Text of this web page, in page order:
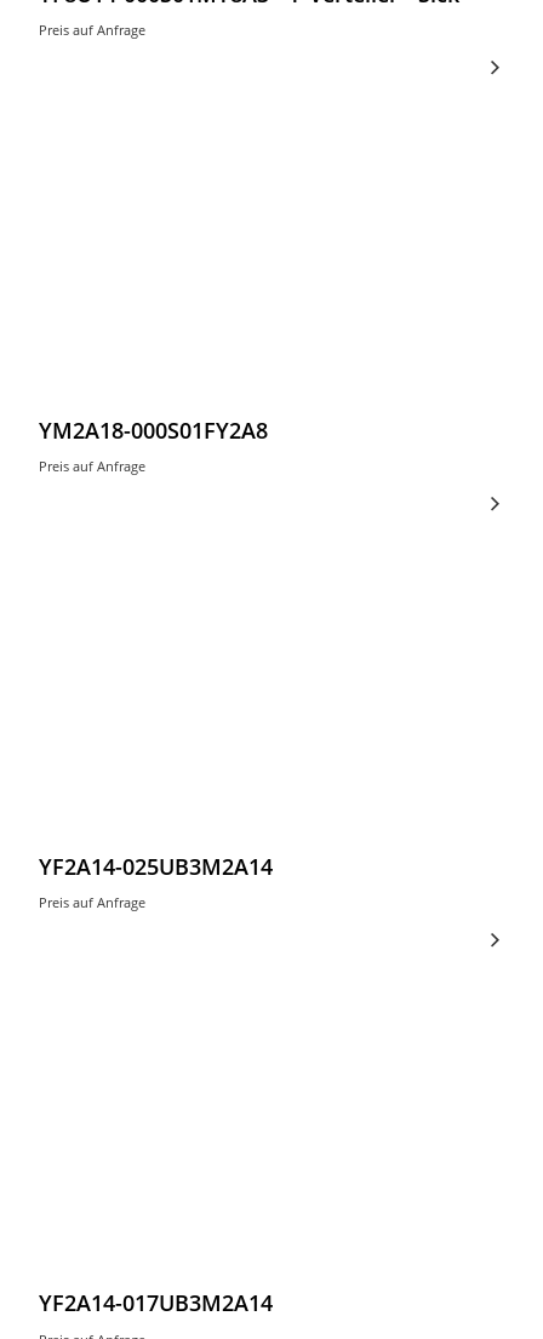
Preis auf Anfrage
YM2A18-000S01FY2A8
Preis auf Anfrage
YF2A14-025UB3M2A14
Preis auf Anfrage
YF2A14-017UB3M2A14